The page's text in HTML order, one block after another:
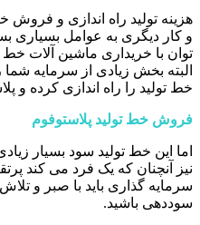
هزینه تولید راه اندازی و فروش
و کار دیگری به عوامل بسیاری
توان با خریداری ماشین آلات خط
البته بخش زیادی از سرمایه شما
خط تولید را راه اندازی کرده و
فروش خط تولید پلاستوفوم
اما این خط تولید سود بسیار
نیز آنچنان که یک فرد می کند
سرمایه گذاری باید با صبر و
سوددهی باشید.